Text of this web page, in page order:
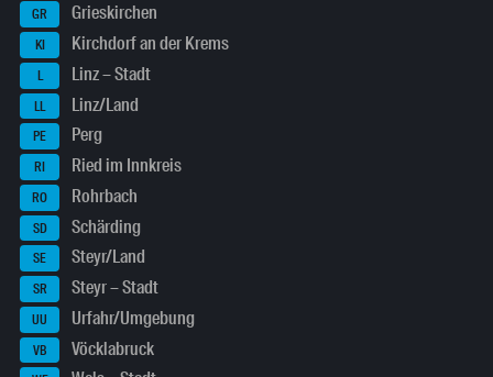
GR Grieskirchen
KI Kirchdorf an der Krems
L Linz – Stadt
LL Linz/Land
PE Perg
RI Ried im Innkreis
RO Rohrbach
SD Schärding
SE Steyr/Land
SR Steyr – Stadt
UU Urfahr/Umgebung
VB Vöcklabruck